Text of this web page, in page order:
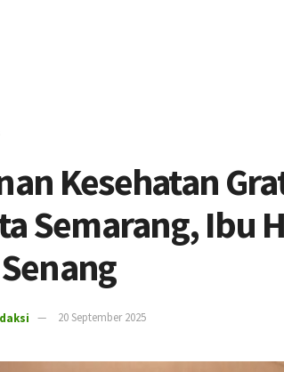
Kesehatan
Semarang, Ibu
20 September 2025